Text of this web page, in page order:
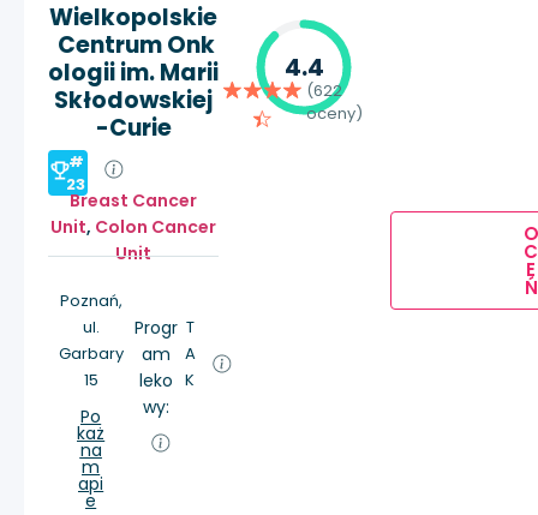
Wielkopolskie
Centrum Onk
ologii im. Marii
Skłodowskiej
-Curie
#
23
Breast Cancer
Unit, Colon Cancer
Unit
Poznań,
ul.
Garbary
15
Po
każ
na
m
api
e
Progr
am
leko
wy:
T
A
K
4.4
(622
oceny)
O
C
E
Ń